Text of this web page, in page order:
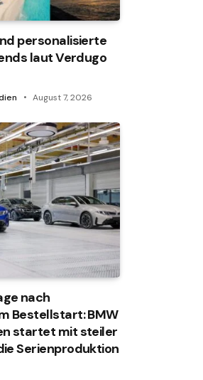
personalisierte
laut Verdugo
August 7, 2026
nach
Bestellstart: BMW
startet mit steiler
Serienproduktion